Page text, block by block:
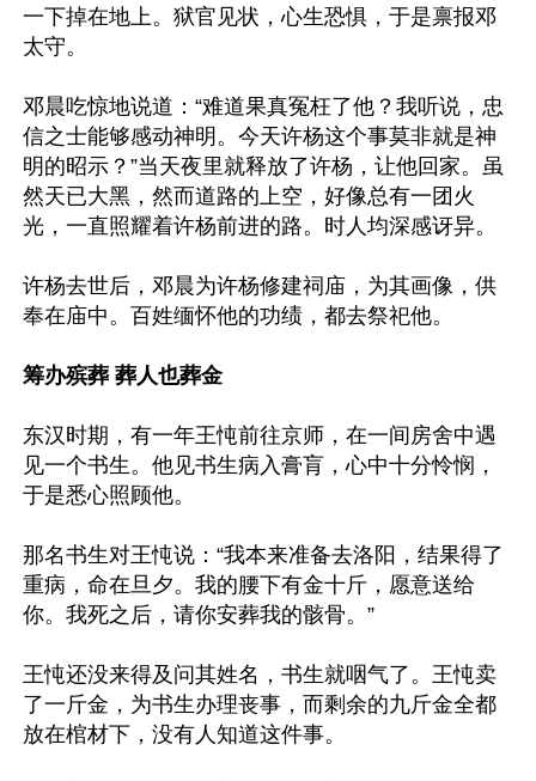
一下掉在地上。狱官见状，心生恐惧，于是禀报邓
太守。
邓晨吃惊地说道：“难道果真冤枉了他？我听说，忠
信之士能够感动神明。今天许杨这个事莫非就是神
明的昭示？”当天夜里就释放了许杨，让他回家。虽
然天已大黑，然而道路的上空，好像总有一团火
光，一直照耀着许杨前进的路。时人均深感讶异。
许杨去世后，邓晨为许杨修建祠庙，为其画像，供
奉在庙中。百姓缅怀他的功绩，都去祭祀他。
筹办殡葬 葬人也葬金
东汉时期，有一年王忳前往京师，在一间房舍中遇
见一个书生。他见书生病入膏肓，心中十分怜悯，
于是悉心照顾他。
那名书生对王忳说：“我本来准备去洛阳，结果得了
重病，命在旦夕。我的腰下有金十斤，愿意送给
你。我死之后，请你安葬我的骸骨。”
王忳还没来得及问其姓名，书生就咽气了。王忳卖
了一斤金，为书生办理丧事，而剩余的九斤金全都
放在棺材下，没有人知道这件事。